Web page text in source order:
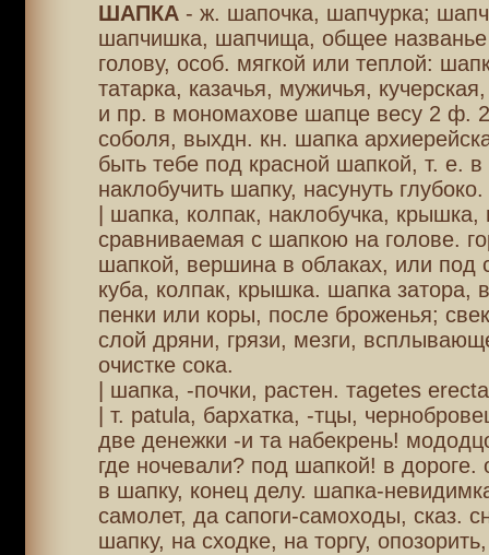
ШАПКА- ж. шапочка, шапчурка;
шапчишка, шапчища, общее
голову, особ. мягкой или теплой:
татарка, казачья, мужичья,
и пр. в мономахове шапце весу 2 ф.
соболя, выхдн. кн. шапка
быть тебе под красной шапкой, т. е. в
наклобучить шапку, насунуть глубоко.
| шапка, колпак, наклобучка,
сравниваемая с шапкою на голове.
шапкой, вершина в облаках, или под
куба, колпак, крышка. шапка затора,
пенки или коры, после броженья;
слой дряни, грязи, мезги,
очистке сока.
| шапка, -почки, растен. таgеtes
| т. раtula, бархатка, -тцы,
две денежки -и та набекрень!
где ночевали? под шапкой! в дороге.
в шапку, конец делу. шапка-
самолет, да сапоги-самоходы, сказ.
шапку, на сходке, на торгу,